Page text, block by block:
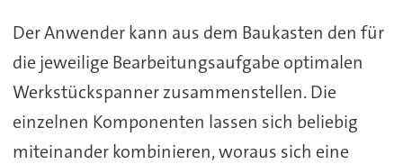
Der Anwender kann aus dem Baukasten den für
die jeweilige Bearbeitungsaufgabe optimalen
Werkstückspanner zusammenstellen. Die
einzelnen Komponenten lassen sich beliebig
miteinander kombinieren, woraus sich eine